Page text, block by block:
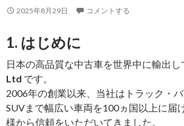
出
ま
し
た
2025年8月29日 コメントする
1. はじめに
日本の高品質な中古車を世界中に輸出し
Ltd です。
2006年の創業以来、当社はトラック・
SUVまで幅広い車両を100ヵ国以上に届
様から信頼をいただいてきました。